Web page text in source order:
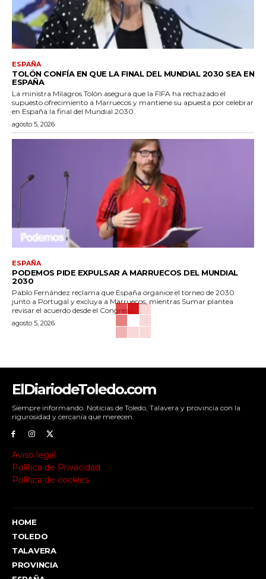
ESPAÑA
TOLÓN CONFÍA EN QUE LA FINAL DEL MUNDIAL 2030 SEA EN
ESPAÑA
La ministra Milagros Tolón asegura que la FIFA ha rechazado el
supuesto ofrecimiento a Marruecos y mantiene su apuesta por celebrar
en España la final del Mundial 2030.
agosto 5, 2026
ESPAÑA
PODEMOS PIDE EXPULSAR A MARRUECOS DEL MUNDIAL
2030
Pablo Fernández reclama que España organice el torneo de 2030
junto a Portugal y excluya a Marruecos, mientras Sumar plantea
revisar el acuerdo desde el Congreso.
agosto 5, 2026
ElDiariodeToledo.com
Siempre informando. Noticias de Toledo, Talavera y provincia con la
rigurosidad y cercanía que merecen.
Aviso legal
Política de Privacidad
Política de cookies
HOME
TOLEDO
TALAVERA
PROVINCIA